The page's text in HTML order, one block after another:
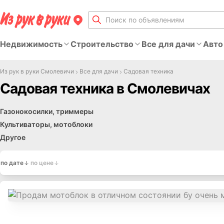
Недвижимость Строительство Все для дачи
Из рук в руки Смолевичи Все для дачи Садовая техника
Садовая техника в Смолевичах
Газонокосилки, триммеры
Культиваторы, мотоблоки
Другое
по дате по цене